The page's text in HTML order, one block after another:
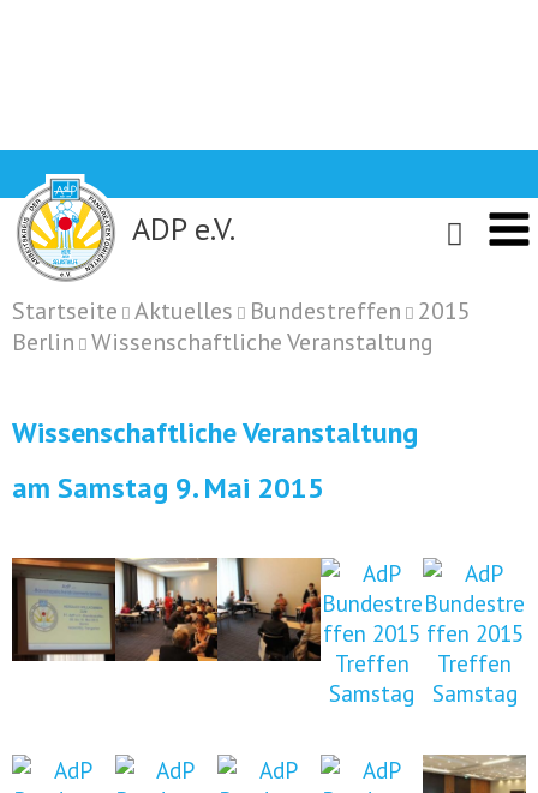
to
content
ADP e.V.
Startseite Aktuelles Bundestreffen
2015
Berlin Wissenschaftliche Veranstaltung
Wissenschaftliche Veranstaltung
am Samstag 9. Mai 2015